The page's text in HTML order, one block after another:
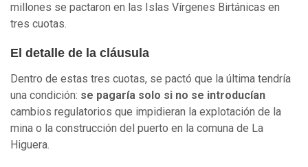
millones se pactaron en las Islas Vírgenes Birtánicas en
tres cuotas.
El detalle de la cláusula
Dentro de estas tres cuotas, se pactó que la última tendría
una condición: se pagaría solo si no se introducían
cambios regulatorios que impidieran la explotación de la
mina o la construcción del puerto en la comuna de La
Higuera.